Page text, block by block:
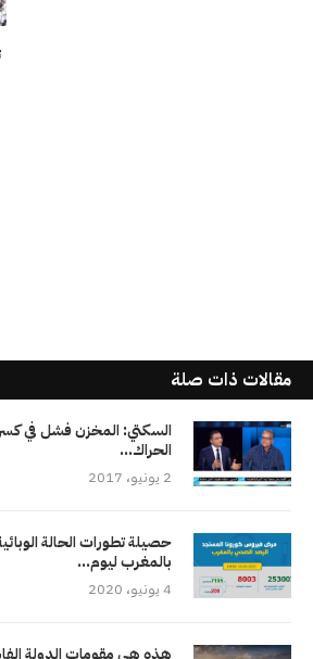
مقالات ذات صلة
السكتي: المخزن فشل في
الحراك...
2 يونيو، 2017
حصيلة تطورات الحالة
بالمغرب ليوم...
4 يونيو، 2020
هذه هي مقومات الدولة